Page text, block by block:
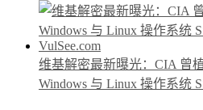
维基解密最新曝光：CIA 曾
Windows 与 Linux 操作系统